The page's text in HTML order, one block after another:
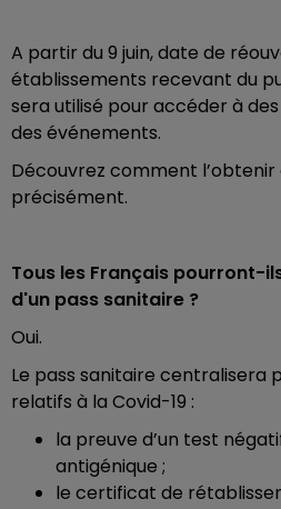
A partir du 9 juin, date de
établissements recevant du
sera utilisé pour accéder à
des événements.
Découvrez comment l’obtenir
précisément.
Tous les Français pourront-
d'un pass sanitaire ?
Oui.
Le pass sanitaire centralisera
relatifs à la Covid-19 :
la preuve d’un test
antigénique ;
le certificat de